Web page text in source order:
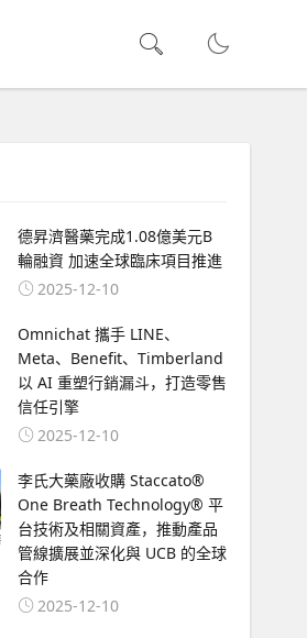
德昇濟醫藥完成1.08億美元B
輪融資 加速全球臨床項目推進
2025-12-10
Omnichat 攜手 LINE、
Meta、Benefit、Timberland
以 AI 重塑行銷漏斗，打造零售
信任引擎
2025-12-10
李氏大藥廠收購 Staccato®
One Breath Technology® 平
台技術及相關資產，推動產品
管線擴展並深化與 UCB 的全球
合作
2025-12-10